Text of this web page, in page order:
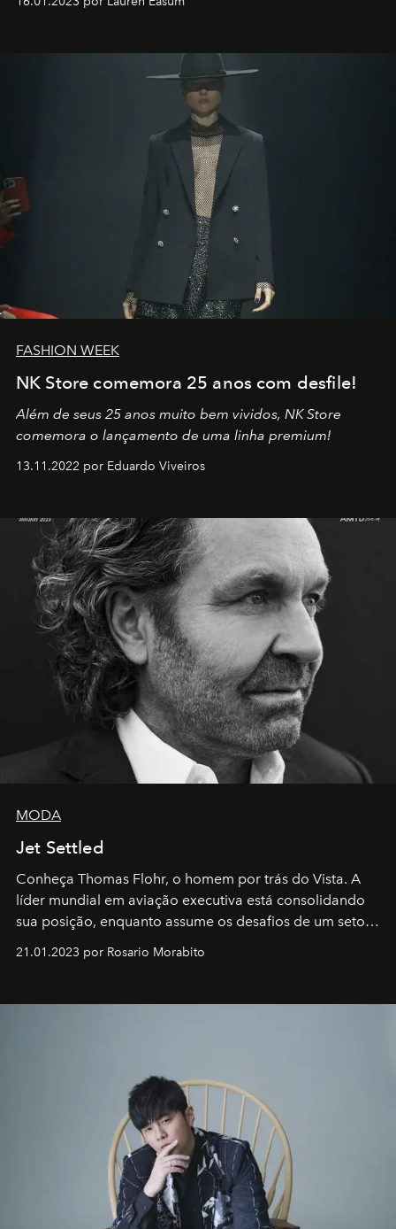
transportador AMTD abrindo caminho para muitos
por propósitos, com um claro senso de missão na vida e
FASHION WEEK
NK Store comemora 25 anos com desfile!
Além de seus 25 anos muito bem vividos, NK Store
comemora o lançamento de uma linha premium!
13.11.2022 por Eduardo Viveiros
MODA
Jet Settled
Conheça Thomas Flohr, o homem por trás do Vista. A
líder mundial em aviação executiva está consolidando
sua posição, enquanto assume os desafios de um setor
em rápida evolução e redefinindo o conceito de luxo
21.01.2023 por Rosario Morabito